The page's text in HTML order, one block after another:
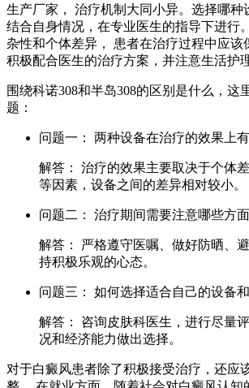
生产厂家， 治疗机制大同小异。选择哪种
结合自身情况，在专业医生的指导下进行
杂性和个体差异， 患者在治疗过程中应该
积极配合医生的治疗方案，并注意生活护理
围绕科诺308和半岛308的区别是什么，这
题：
问题一： 两种设备在治疗的效果上
解答： 治疗的效果主要取决于个体
等因素，设备之间的差异相对较小。
问题二： 治疗期间需要注意哪些方
解答： 严格遵守医嘱、做好防晒、
持积极乐观的心态。
问题三： 如何选择适合自己的设备
解答： 咨询皮肤科医生，进行尽量
况和经济能力做出选择。
对于白癜风患者除了积极接受治疗，还应